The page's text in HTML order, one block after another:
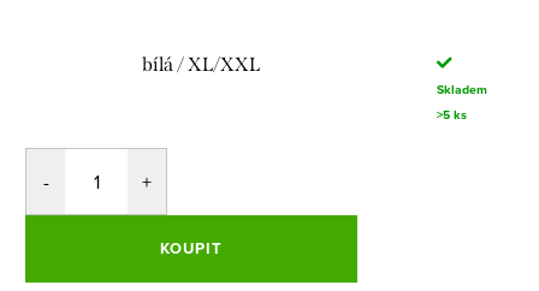
bílá / XL/XXL
Skladem
>5 ks
KOUPIT